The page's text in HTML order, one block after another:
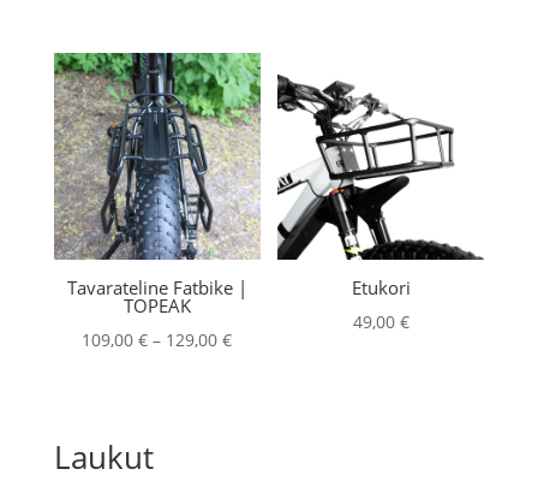
-
229,00 €
Tavarateline Fatbike |
TOPEAK
109,00€ – 129,00€Hintaluokka:
Etukori
49,00 €
Laukut